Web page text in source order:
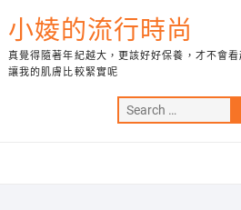
to
content
小婈的流行時尚
真覺得隨著年紀越大，更該好好保養，才不會
讓我的肌膚比較緊實呢
…